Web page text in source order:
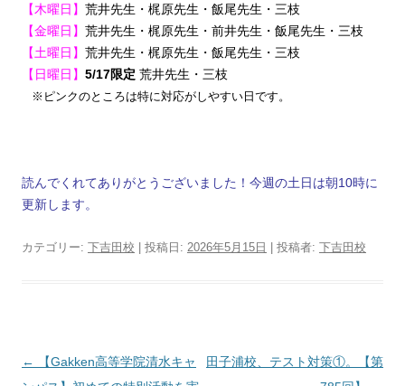
【木曜日】 荒井先生・梶原先生・飯尾先生・三枝
【金曜日】 荒井先生・梶原先生・前井先生・飯尾先生・三枝
【土曜日】 荒井先生・梶原先生・飯尾先生・三枝
【日曜日】 5/17限定 荒井先生・三枝
※ピンクのところは特に対応がしやすい日です。
読んでくれてありがとうございました！今週の土日は朝10時に
更新します。
カテゴリー: 下吉田校 | 投稿日: 2026年5月15日 投稿者: 下吉田校
投
←
【Gakken高等学院清水キャ
田子浦校、テスト対策①。【第